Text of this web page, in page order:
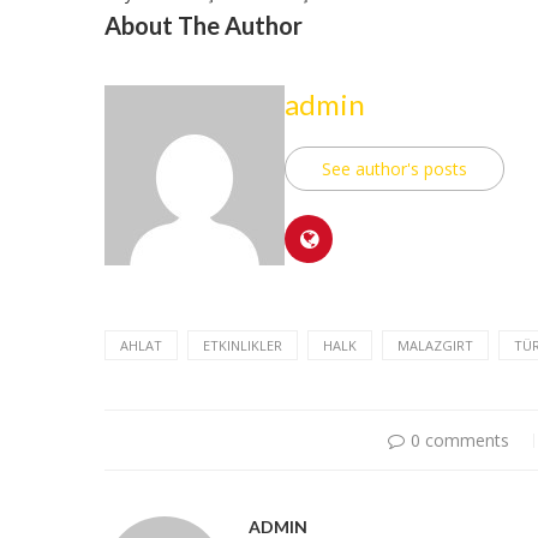
About The Author
admin
See author's posts
AHLAT ETKINLIKLER HALK MALAZGIRT
0 comments
ADMIN